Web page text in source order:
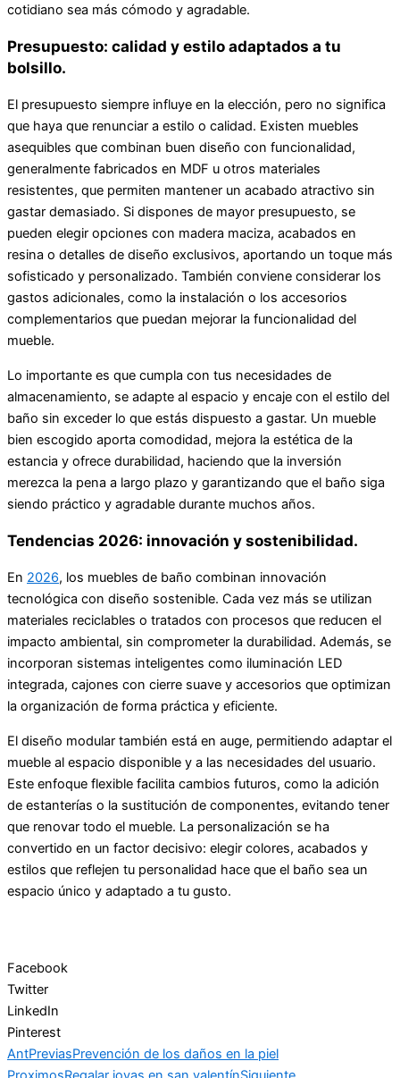
cotidiano sea más cómodo y agradable.
Presupuesto: calidad y estilo adaptados a tu
bolsillo.
El presupuesto siempre influye en la elección, pero no significa
que haya que renunciar a estilo o calidad. Existen muebles
asequibles que combinan buen diseño con funcionalidad,
generalmente fabricados en MDF u otros materiales
resistentes, que permiten mantener un acabado atractivo sin
gastar demasiado. Si dispones de mayor presupuesto, se
pueden elegir opciones con madera maciza, acabados en
resina o detalles de diseño exclusivos, aportando un toque más
sofisticado y personalizado. También conviene considerar los
gastos adicionales, como la instalación o los accesorios
complementarios que puedan mejorar la funcionalidad del
mueble.
Lo importante es que cumpla con tus necesidades de
almacenamiento, se adapte al espacio y encaje con el estilo del
baño sin exceder lo que estás dispuesto a gastar. Un mueble
bien escogido aporta comodidad, mejora la estética de la
estancia y ofrece durabilidad, haciendo que la inversión
merezca la pena a largo plazo y garantizando que el baño siga
siendo práctico y agradable durante muchos años.
Tendencias 2026: innovación y sostenibilidad.
En 2026, los muebles de baño combinan innovación
tecnológica con diseño sostenible. Cada vez más se utilizan
materiales reciclables o tratados con procesos que reducen el
impacto ambiental, sin comprometer la durabilidad. Además, se
incorporan sistemas inteligentes como iluminación LED
integrada, cajones con cierre suave y accesorios que optimizan
la organización de forma práctica y eficiente.
El diseño modular también está en auge, permitiendo adaptar el
mueble al espacio disponible y a las necesidades del usuario.
Este enfoque flexible facilita cambios futuros, como la adición
de estanterías o la sustitución de componentes, evitando tener
que renovar todo el mueble. La personalización se ha
convertido en un factor decisivo: elegir colores, acabados y
estilos que reflejen tu personalidad hace que el baño sea un
espacio único y adaptado a tu gusto.
Facebook
Twitter
LinkedIn
Pinterest
AntPreviasPrevención de los daños en la piel